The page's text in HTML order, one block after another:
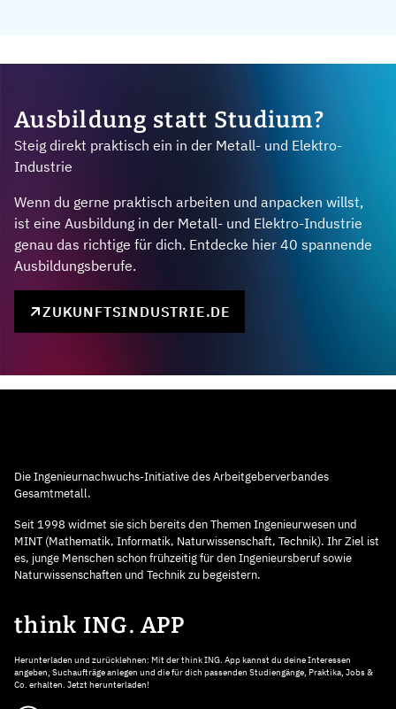
Ausbildung statt Studium?
Steig direkt praktisch ein in der Metall- und Elektro-
Industrie
Wenn du gerne praktisch arbeiten und anpacken willst,
ist eine Ausbildung in der Metall- und Elektro-Industrie
genau das richtige für dich. Entdecke hier 40 spannende
Ausbildungsberufe.
ZUKUNFTSINDUSTRIE.DE
Die Ingenieurnachwuchs-Initiative des Arbeitgeberverbandes
Gesamtmetall.
Seit 1998 widmet sie sich bereits den Themen Ingenieurwesen und
MINT (Mathematik, Informatik, Naturwissenschaft, Technik). Ihr Ziel ist
es, junge Menschen schon frühzeitig für den Ingenieursberuf sowie
Naturwissenschaften und Technik zu begeistern.
think ING. APP
Herunterladen und zurücklehnen: Mit der think ING. App kannst du deine Interessen
angeben, Suchaufträge anlegen und die für dich passenden Studiengänge, Praktika, Jobs &
Co. erhalten. Jetzt herunterladen!